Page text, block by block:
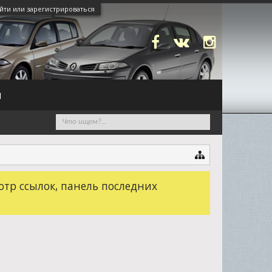
или зарегистрироваться
ссылок, панель последних